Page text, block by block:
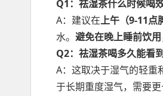
Q1：祛湿茶什么时候喝
A：建议在上午（9-11点
水。 避免在晚上睡前饮用
Q2：祛湿茶喝多久能看
A：这取决于湿气的轻重
于长期重度湿气，需要